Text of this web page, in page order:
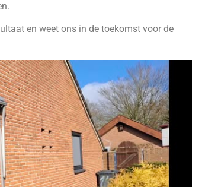
en weet ons in de toekomst voor de